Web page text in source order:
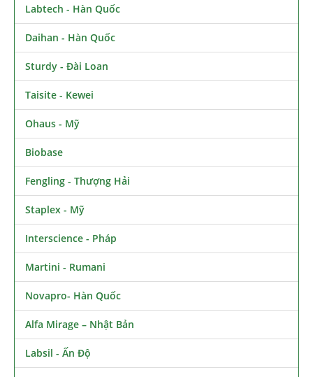
Labtech - Hàn Quốc
Daihan - Hàn Quốc
Sturdy - Đài Loan
Taisite - Kewei
Ohaus - Mỹ
Biobase
Fengling - Thượng Hải
Staplex - Mỹ
Interscience - Pháp
Martini - Rumani
Novapro- Hàn Quốc
Alfa Mirage – Nhật Bản
Labsil - Ấn Độ